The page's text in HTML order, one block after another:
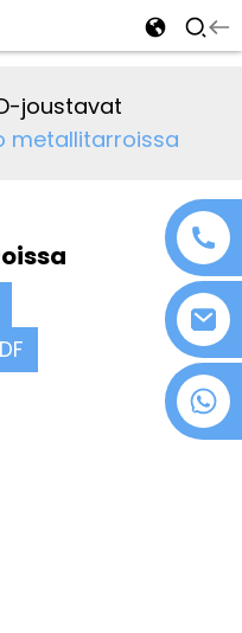
joustavat
metallitarroissa